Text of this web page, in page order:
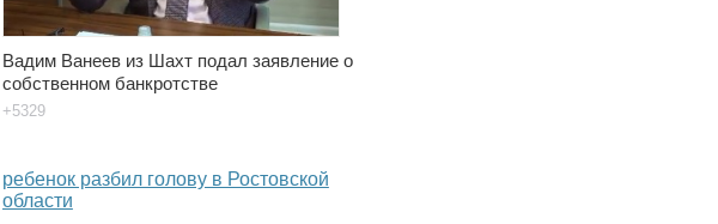
Вадим Ванеев из Шахт подал заявление о
собственном банкротстве
+5329